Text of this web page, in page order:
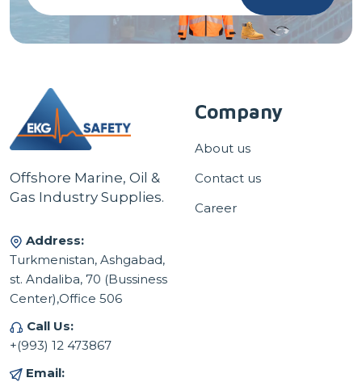
Offshore Marine, Oil &
Gas Industry Supplies.
Address:
Turkmenistan, Ashgabad,
st. Andaliba, 70 (Bussiness
Center),Office 506
Call Us:
+(993) 12 473867
Email:
Company
About us
Contact us
Career